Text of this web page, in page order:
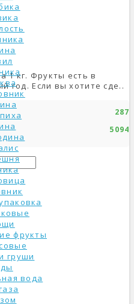
фрукты
груши
вода
1 кг. Фрукты есть в
год. Если вы хотите сде..